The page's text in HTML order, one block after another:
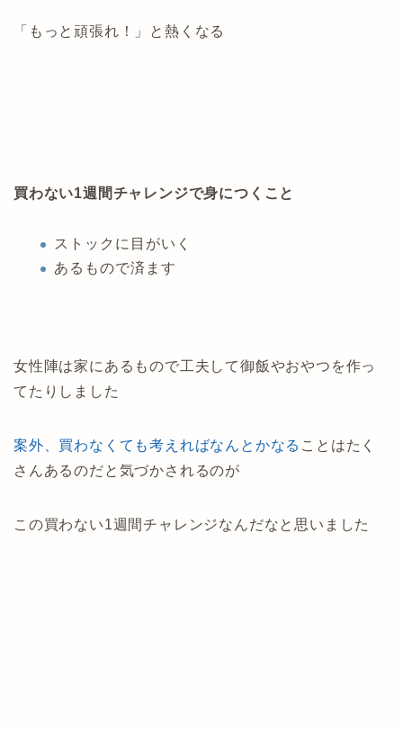
「もっと頑張れ！」と熱くなる
買わない1週間チャレンジで身につくこと
ストックに目がいく
あるもので済ます
女性陣は家にあるもので工夫して御飯やおやつを作っ
てたりしました
案外、買わなくても考えればなんとかなる ことはたく
さんあるのだと気づかされるのが
この買わない1週間チャレンジなんだなと思いました